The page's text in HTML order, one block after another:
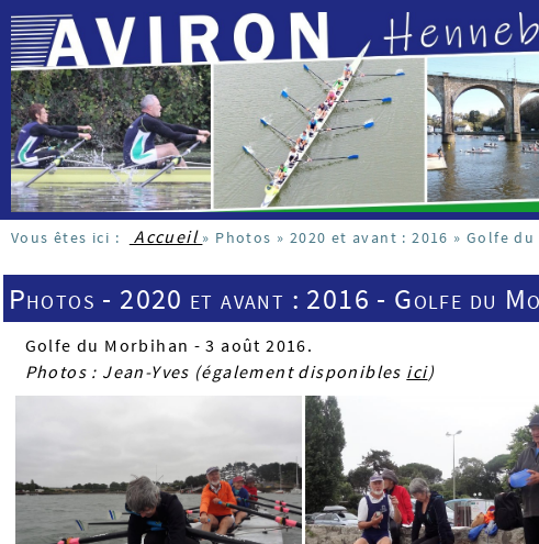
Vous êtes ici : Accueil » Photos » 2020 et avant : 2016 »Golfe du
Photos - 2020 et avant : 2016 - Golfe du
Golfe du Morbihan - 3 août 2016.
Photos : Jean-Yves (également disponibles ici)